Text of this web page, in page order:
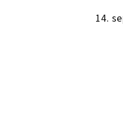
14.